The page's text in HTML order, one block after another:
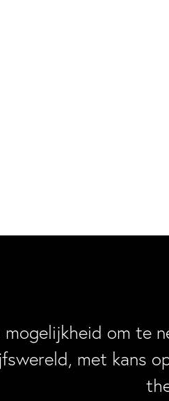
mogelijkheid om te
met kans